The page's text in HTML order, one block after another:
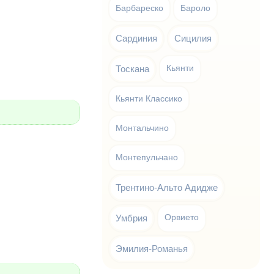
Барбареско Бароло
Сардиния Сицилия
Тоскана Кьянти
Кьянти Классико
Монтальчино
Монтепульчано
Трентино-Альто Адидже
Умбрия Орвието
Эмилия-Романья